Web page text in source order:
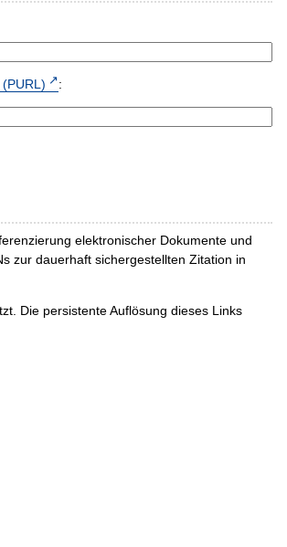
:
elektronischer Dokumente und
zur dauerhaft sichergestellten Zitation in
Die persistente Auflösung dieses Links